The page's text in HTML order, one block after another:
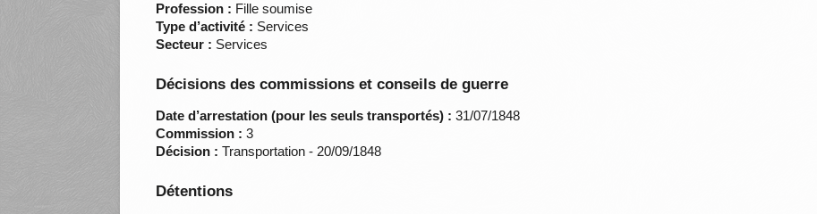
Profession : Fille soumise
Type d’activité : Services
Secteur : Services
Décisions des commissions et conseils de guerre
Date d’arrestation (pour les seuls transportés) : 31/07/1848
Commission : 3
Décision : Transportation - 20/09/1848
Détentions